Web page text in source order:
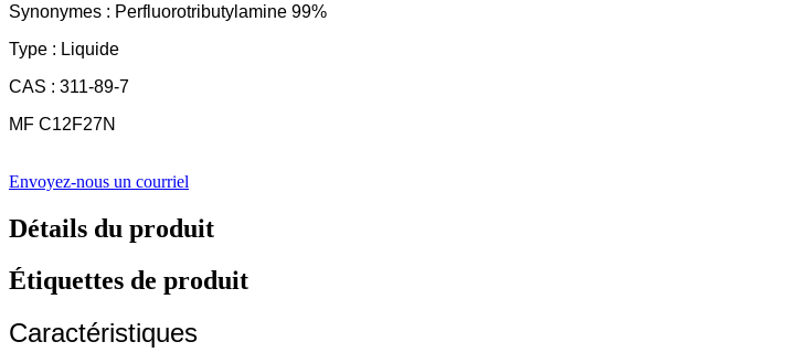
Synonymes : Perfluorotributylamine 99%
Type : Liquide
CAS : 311-89-7
MF C12F27N
Envoyez-nous un courriel
Détails du produit
Étiquettes de produit
Caractéristiques